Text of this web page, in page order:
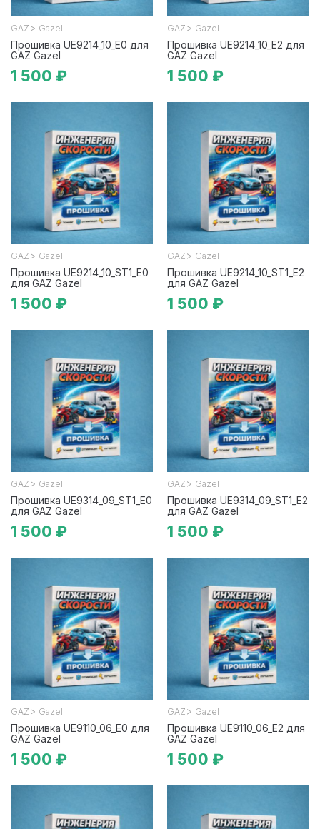
GAZ > Gazel
Прошивка UE9214_10_E0 для
GAZ Gazel
1 500 ₽
GAZ > Gazel
Прошивка UE9214_10_E2 для
GAZ Gazel
1 500 ₽
GAZ > Gazel
Прошивка UE9214_10_ST1_E0
для GAZ Gazel
1 500 ₽
GAZ > Gazel
Прошивка UE9214_10_ST1_E2
для GAZ Gazel
1 500 ₽
GAZ > Gazel
Прошивка UE9314_09_ST1_E0
для GAZ Gazel
1 500 ₽
GAZ > Gazel
Прошивка UE9314_09_ST1_E2
для GAZ Gazel
1 500 ₽
GAZ > Gazel
Прошивка UE9110_06_E0 для
GAZ Gazel
1 500 ₽
GAZ > Gazel
Прошивка UE9110_06_E2 для
GAZ Gazel
1 500 ₽